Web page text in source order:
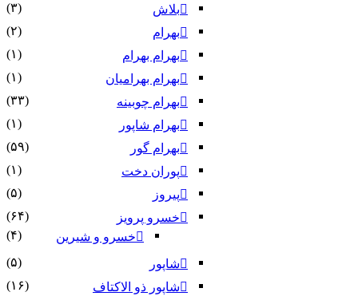
بلاش
(۳)
بهرام
(۲)
بهرام بهرام
(۱)
بهرام بهرامیان‏
(۱)
بهرام چوبینه
(۳۳)
بهرام شاپور
(۱)
بهرام گور
(۵۹)
پوران دخت
(۱)
پیروز
(۵)
خسرو پرویز
(۶۴)
خسرو و شیرین
(۴)
شاپور
(۵)
شاپور ذو الاکتاف
(۱۶)